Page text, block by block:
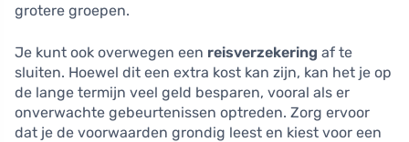
grotere groepen.
Je kunt ook overwegen een reisverzekering af te
sluiten. Hoewel dit een extra kost kan zijn, kan het je op
de lange termijn veel geld besparen, vooral als er
onverwachte gebeurtenissen optreden. Zorg ervoor
dat je de voorwaarden grondig leest en kiest voor een